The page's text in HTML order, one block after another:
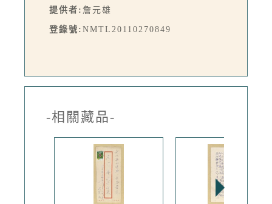
提供者: 詹元雄
登錄號: NMTL20110270849
-相關藏品-